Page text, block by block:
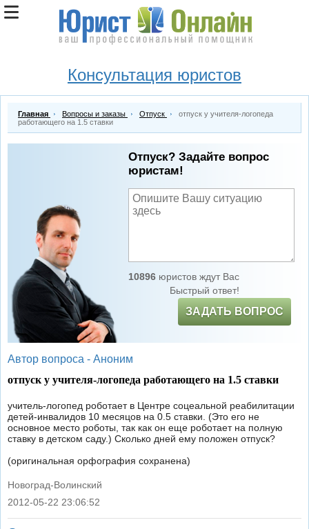
Консультация юристов
Главная Вопросы и заказы Отпуск
отпуск у учителя-логопеда
работающего на 1.5 ставки
Отпуск? Задайте вопрос
юристам!
10896юристов ждут Вас
Быстрый ответ!
ЗАДАТЬ ВОПРОС
Автор вопроса - Аноним
отпуск у учителя-логопеда работающего на 1.5 ставки
учитель-логопед роботает в Центре соцеальной реабилитации
детей-инвалидов 10 месяцов на 0.5 ставки. (Это его не
основное место роботы, так как он еще роботает на полную
ставку в детском саду.) Сколько дней ему положен отпуск?
(оригинальная орфография сохранена)
Новоград-Волинский
|
2012-05-22 23:06:52